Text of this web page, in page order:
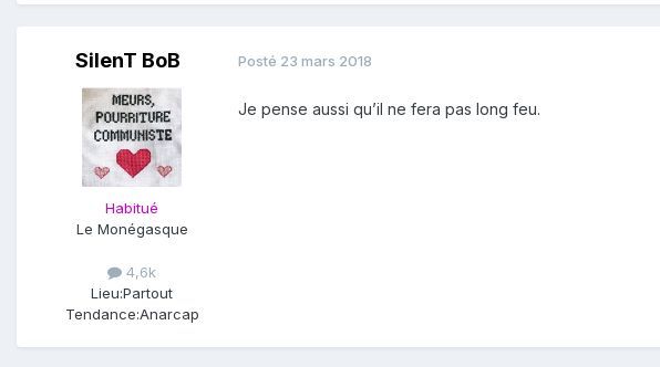
SilenT BoB
Habitué
Le Monégasque
4,6k
Lieu:Partout
Tendance:Anarcap
Posté 23 mars 2018
Je pense aussi qu’il ne fera pas long feu.